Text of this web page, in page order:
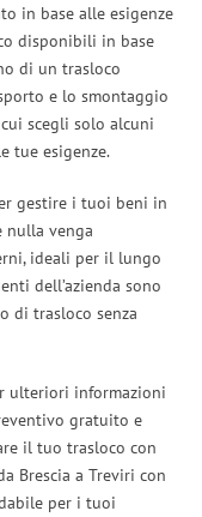
in base alle esigenze
disponibili in base
di un trasloco
e lo smontaggio
scegli solo alcuni
tue esigenze.
gestire i tuoi beni in
nulla venga
ideali per il lungo
dell’azienda sono
di trasloco senza
ulteriori informazioni
gratuito e
il tuo trasloco con
Brescia a Treviri con
per i tuoi